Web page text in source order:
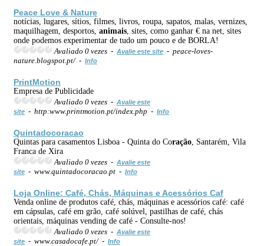
Peace Love & Nature
notícias, lugares, sítios, filmes, livros, roupa, sapatos, malas, vernizes,
maquilhagem, desportos, animais , sites, como ganhar € na net, sites
onde podemos experimentar de tudo um pouco e de BORLA!
Avaliado 0 vezes - Avalie este site - peace-loves-
nature.blogspot.pt/ - Info
PrintMotion
Empresa de Publicidade
Avaliado 0 vezes - Avalie este
site - http:www.printmotion.pt/index.php - Info
Quintadocoracao
Quintas para casamentos Lisboa - Quinta do Coração , Santarém, Vila
Franca de Xira
Avaliado 0 vezes - Avalie este
site - www.quintadocoracao.pt - Info
Loja Online: Café, Chás, Máquinas e Acessórios Caf
Venda online de produtos café, chás, máquinas e acessórios café: café
em cápsulas, café em grão, café solúvel, pastilhas de café, chás
orientais, máquinas vending de café - Consulte-nos!
Avaliado 0 vezes - Avalie este
site - www.casadocafe.pt/ - Info